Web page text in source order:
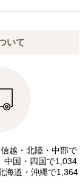
いて
越・北陸・中部で
中国・四国で1,034
海道・沖縄で1,364